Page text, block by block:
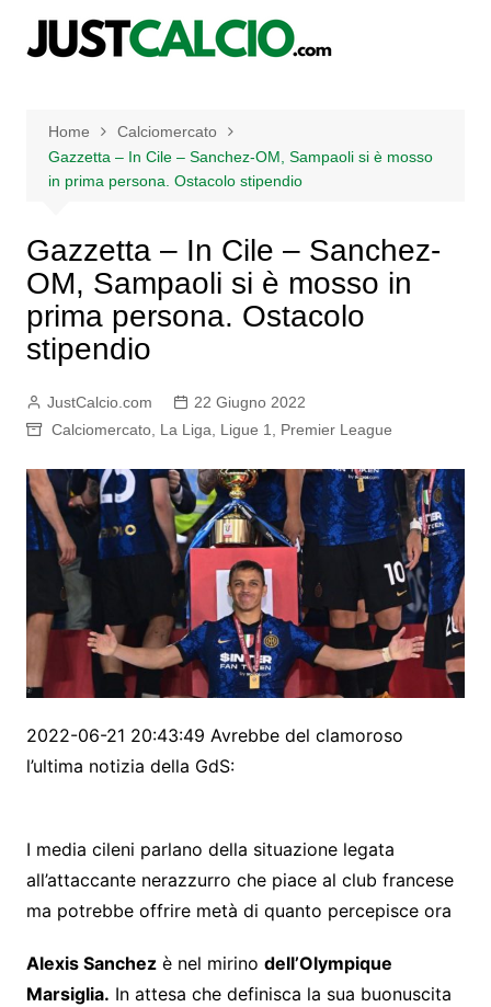
Home
Calciomercato
Gazzetta – In Cile – Sanchez-OM, Sampaoli si è mosso
in prima persona. Ostacolo stipendio
Gazzetta – In Cile – Sanchez-
OM, Sampaoli si è mosso in
prima persona. Ostacolo
stipendio
JustCalcio.com
22 Giugno 2022
Calciomercato, La Liga Ligue 1 Premier League
2022-06-21 20:43:49 Avrebbe del clamoroso
l’ultima notizia della GdS:
I media cileni parlano della situazione legata
all’attaccante nerazzurro che piace al club francese
ma potrebbe offrire metà di quanto percepisce ora
Alexis Sanchezè nel mirino dell’Olympique
Marsiglia. In attesa che definisca la sua buonuscita